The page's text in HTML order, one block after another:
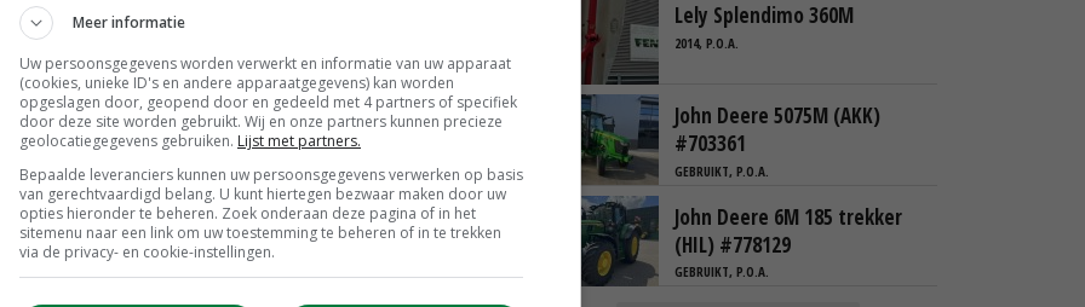
van Groothandelaren in Bloemkwekerijprodukten
voor telers van een specifieke markt:
markt, waar 's zomers veel bloemen worden
hebben zeker een klap gehad. Het maakt veel uit
op tientallen miljoenen.
Lely Splendimo 360M
2014, P.O.A.
John Deere 5075M (AKK)
#703361
GEBRUIKT, P.O.A.
John Deere 6M 185 trekker
(HIL) #778129
GEBRUIKT, P.O.A.
Meer informatie
Uw persoonsgegevens worden verwerkt en informatie van uw apparaat
(cookies, unieke ID's en andere apparaatgegevens) kan worden
opgeslagen door, geopend door en gedeeld met 4 partners of specifiek
door deze site worden gebruikt. Wij en onze partners kunnen precieze
geolocatiegegevens gebruiken. Lijst met partners.
Bepaalde leveranciers kunnen uw persoonsgegevens verwerken op basis
van gerechtvaardigd belang. U kunt hiertegen bezwaar maken door uw
opties hieronder te beheren. Zoek onderaan deze pagina of in het
sitemenu naar een link om uw toestemming te beheren of in te trekken
via de privacy- en cookie-instellingen.